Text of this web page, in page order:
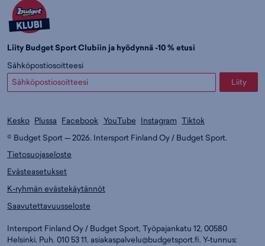
Liity Budget Sport Clubiin ja hyödynnä -10 % etusi
Sähköpostiosoitteesi
Liity
Kesko Plussa Facebook YouTube Instagram Tiktok
© Budget Sport — 2026. Intersport Finland Oy / Budget Sport.
Tietosuojaseloste
Evästeasetukset
K-ryhmän evästekäytännöt
Saavutettavuusseloste
Intersport Finland Oy / Budget Sport, Työpajankatu 12, 00580
Helsinki. Puh. 010 53 11. asiakaspalvelu@budgetsport.fi. Y-tunnus: